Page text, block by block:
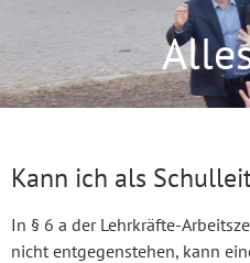
Kann ich als
In § 6 a der Lehrkräfte-
nicht entgegenstehen, kann